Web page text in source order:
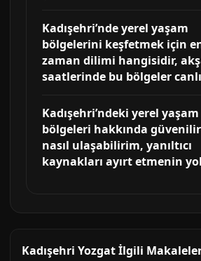
Kadışehri’nde yerel yaşam
bölgelerini keşfetmek için
zaman dilimi hangisidir,
saatlerinde bu bölgeler canlı
Kadışehri’ndeki yerel yaşam
bölgeleri hakkında
nasıl ulaşabilirim, yanıltıcı
kaynakları ayırt etmenin
Kadışehri Yozgat İlgili